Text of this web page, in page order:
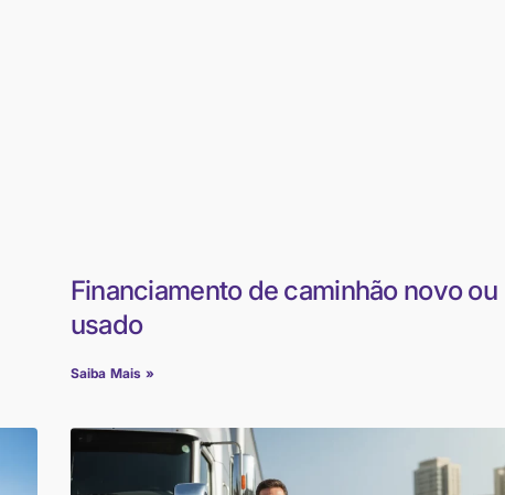
Financiamento de caminhão novo ou
usado
Saiba Mais »